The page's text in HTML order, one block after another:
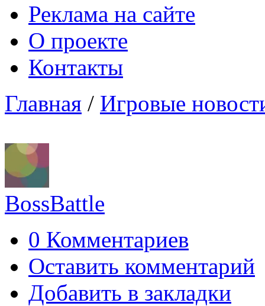
Реклама на сайте
О проекте
Контакты
Главная / Игровые
BossBattle
0 Комментариев
Оставить комментарий
Добавить в закладки